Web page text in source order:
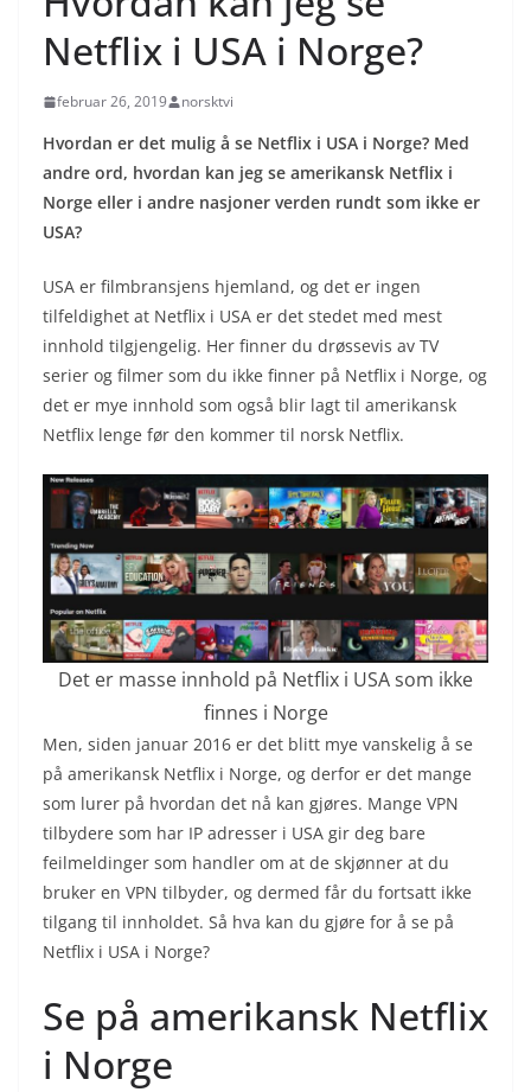
Netflix i USA i Norge?
februar 26, 2019 norsktvi
Hvordan er det mulig å se Netflix i USA i Norge? Med
andre ord, hvordan kan jeg se amerikansk Netflix i
Norge eller i andre nasjoner verden rundt som ikke er
USA?
USA er filmbransjens hjemland, og det er ingen
tilfeldighet at Netflix i USA er det stedet med mest
innhold tilgjengelig. Her finner du drøssevis av TV
serier og filmer som du ikke finner på Netflix i Norge, og
det er mye innhold som også blir lagt til amerikansk
Netflix lenge før den kommer til norsk Netflix.
Det er masse innhold på Netflix i USA som ikke
finnes i Norge
Men, siden januar 2016 er det blitt mye vanskelig å se
på amerikansk Netflix i Norge, og derfor er det mange
som lurer på hvordan det nå kan gjøres. Mange VPN
tilbydere som har IP adresser i USA gir deg bare
feilmeldinger som handler om at de skjønner at du
bruker en VPN tilbyder, og dermed får du fortsatt ikke
tilgang til innholdet. Så hva kan du gjøre for å se på
Netflix i USA i Norge?
Se på amerikansk Netflix
i Norge